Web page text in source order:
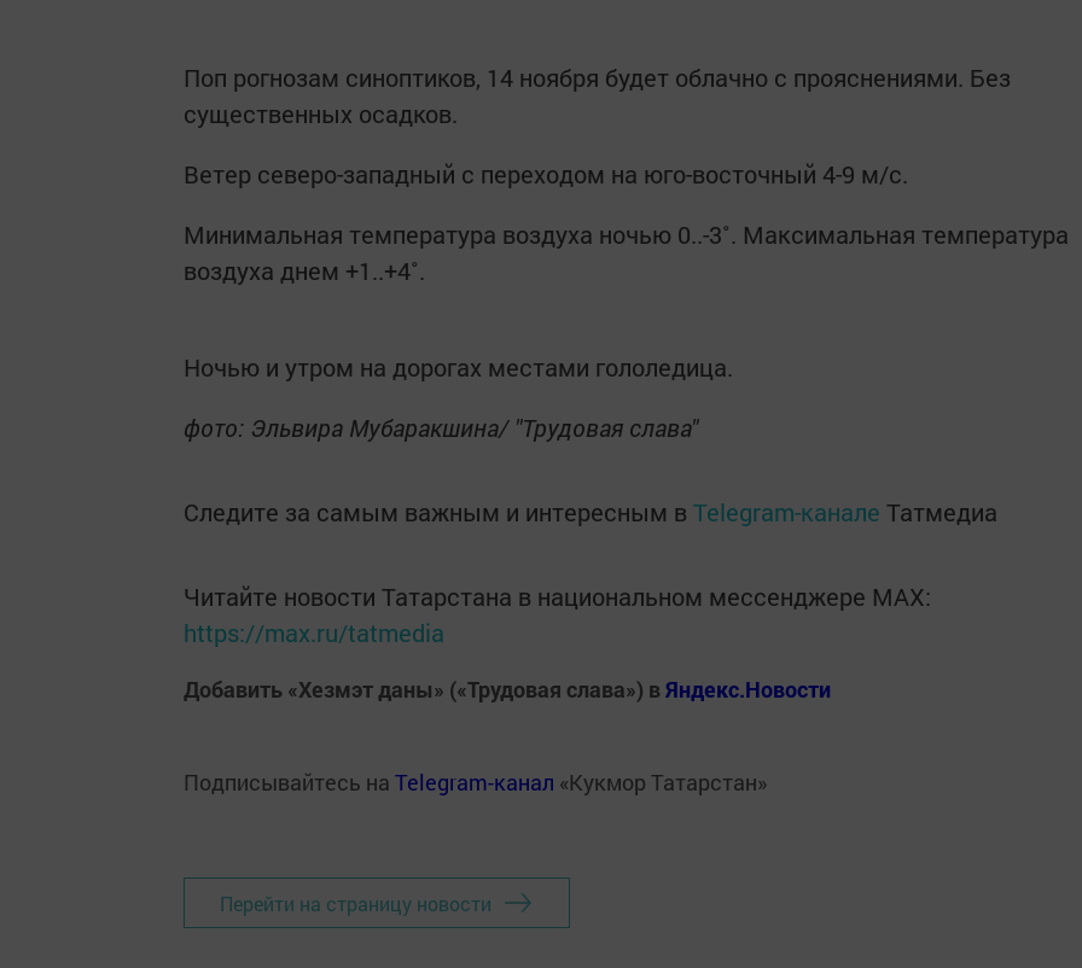
Поп рогнозам синоптиков, 14 ноября будет облачно с прояснениями. Без
существенных осадков.
Ветер северо-западный с переходом на юго-восточный 4-9 м/с.
Минимальная температура воздуха ночью 0..-3˚. Максимальная температура
воздуха днем +1..+4˚.
Ночью и утром на дорогах местами гололедица.
фото: Эльвира Мубаракшина/ "Трудовая слава"
Следите за самым важным и интересным в Telegram-канале Татмедиа
Читайте новости Татарстана в национальном мессенджере MАХ:
https://max.ru/tatmedia
Добавить «Хезмэт даны» («Трудовая слава») вЯндекс.Новости
Подписывайтесь на Telegram-канал «Кукмор Татарстан»
Перейти на страницу новости